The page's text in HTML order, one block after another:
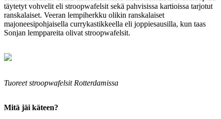
täytetyt vohvelit eli stroopwafelsit sekä pahvisissa kartioissa tarjotut
ranskalaiset. Veeran lempiherkku olikin ranskalaiset
majoneesipohjaisella currykastikkeella eli joppiesausilla, kun taas
Sonjan lemppareita olivat stroopwafelsit.
Tuoreet stroopwafelsit Rotterdamissa
Mitä jäi käteen?